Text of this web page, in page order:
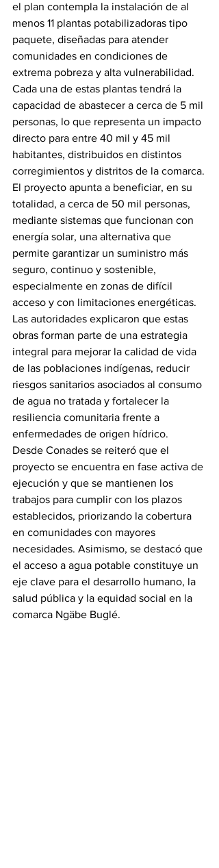
el plan contempla la instalación de al
menos 11 plantas potabilizadoras tipo
paquete, diseñadas para atender
comunidades en condiciones de
extrema pobreza y alta vulnerabilidad.
Cada una de estas plantas tendrá la
capacidad de abastecer a cerca de 5 mil
personas, lo que representa un impacto
directo para entre 40 mil y 45 mil
habitantes, distribuidos en distintos
corregimientos y distritos de la comarca.
El proyecto apunta a beneficiar, en su
totalidad, a cerca de 50 mil personas,
mediante sistemas que funcionan con
energía solar, una alternativa que
permite garantizar un suministro más
seguro, continuo y sostenible,
especialmente en zonas de difícil
acceso y con limitaciones energéticas.
Las autoridades explicaron que estas
obras forman parte de una estrategia
integral para mejorar la calidad de vida
de las poblaciones indígenas, reducir
riesgos sanitarios asociados al consumo
de agua no tratada y fortalecer la
resiliencia comunitaria frente a
enfermedades de origen hídrico.
Desde Conades se reiteró que el
proyecto se encuentra en fase activa de
ejecución y que se mantienen los
trabajos para cumplir con los plazos
establecidos, priorizando la cobertura
en comunidades con mayores
necesidades. Asimismo, se destacó que
el acceso a agua potable constituye un
eje clave para el desarrollo humano, la
salud pública y la equidad social en la
comarca Ngäbe Buglé.